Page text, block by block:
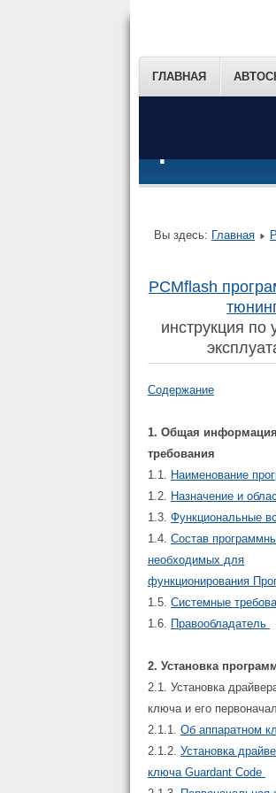
.
ГЛАВНАЯ
Вы здесь: Главная
PCMflash
инструкция по
Содержание
1. Общая
требования
1.1.
Наименование
1.2.
Назначение и
1.3. Функциональные
1.4. Состав
необходимых для
функционирования
1.5. Системные
1.6.
Правообладатель
2. Установка
2.1. Установка
ключа и его
2.1.1. Об аппаратном
2.1.2. Установка
ключа Guardant Code